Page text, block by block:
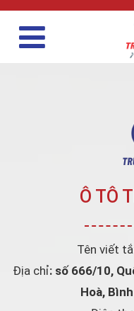
Ô TÔ
Tên viết
Địa chỉ: số 666/10,
Hoà,